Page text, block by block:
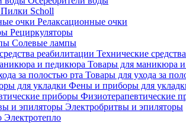
Пилки Scholl
Релаксационные очки
Рециркуляторы
Солевые лампы
Технические
Товары для маникюра
Товары для ухода за
Фены и приборы для
Физиотерапевтические
Электробритвы и эпиляторы
Электротепло